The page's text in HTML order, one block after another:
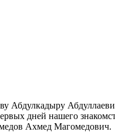
Абдулкадыру
дней нашего
Ахмед Магомедович.